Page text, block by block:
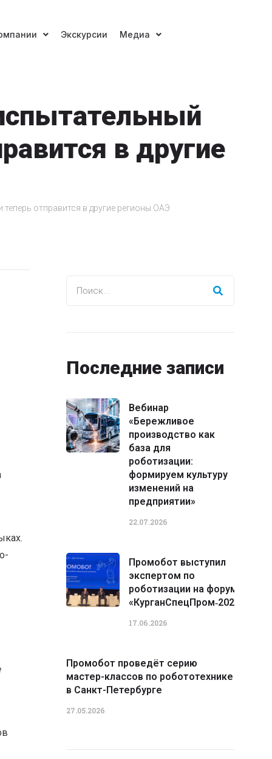
Экскурсии Медиа
в другие
отправится в другие регионы ОАЭ
Последние записи
Вебинар
«Бережливое
производство как
база для
роботизации:
формируем культуру
изменений на
предприятии»
22.07.2026
Промобот выступил
экспертом по
роботизации на форуме
«КурганСпецПром‑2026»
17.06.2026
Промобот проведёт серию
мастер-классов по робототехнике
в Санкт-Петербурге
27.05.2026